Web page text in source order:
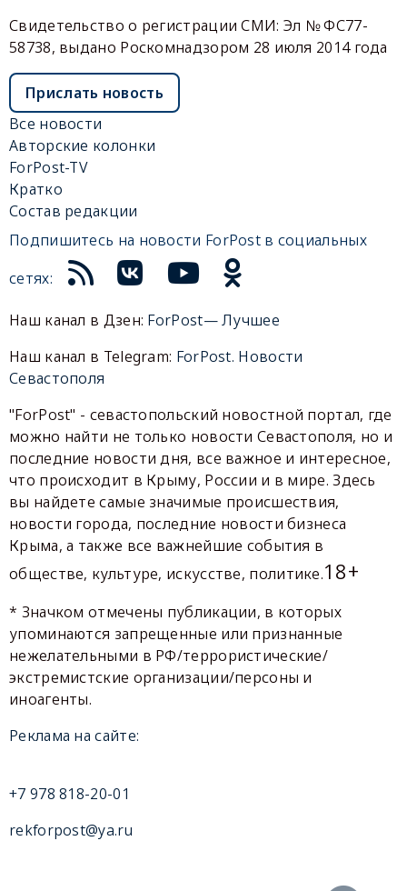
Свидетельство о регистрации СМИ: Эл № ФС77-
58738, выдано Роскомнадзором 28 июля 2014 года
Прислать новость
Все новости
Авторские колонки
ForPost-TV
Кратко
Состав редакции
Подпишитесь на новости ForPost в социальных
сетях:
Наш канал в Дзен: ForPost— Лучшее
Наш канал в Telegram: ForPost. Новости
Севастополя
"ForPost" - севастопольский новостной портал, где
можно найти не только новости Севастополя, но и
последние новости дня, все важное и интересное,
что происходит в Крыму, России и в мире. Здесь
вы найдете самые значимые происшествия,
новости города, последние новости бизнеса
Крыма, а также все важнейшие события в
обществе, культуре, искусстве, политике.18+
* Значком отмечены публикации, в которых
упоминаются запрещенные или признанные
нежелательными в РФ/террористические/
экстремистские организации/персоны и
иноагенты.
Реклама на сайте:
+7 978 818-20-01
rekforpost@ya.ru